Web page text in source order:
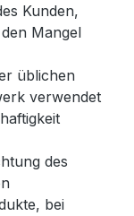
Kunden,
Mangel
üblichen
verwendet
des
bei